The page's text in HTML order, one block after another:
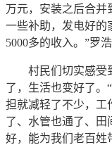
万元，安装之后合并
一些补助，发电好的
5000多的收入。”罗浩
村民们切实感受到
了，生活也变好了。
担就减轻了不少，工
了、水管也通了、田
好，能为我们老百姓